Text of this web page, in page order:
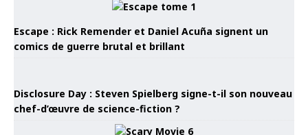
Escape : Rick Remender et Daniel Acuña signent un
comics de guerre brutal et brillant
Disclosure Day : Steven Spielberg signe-t-il son nouveau
chef-d’œuvre de science-fiction ?